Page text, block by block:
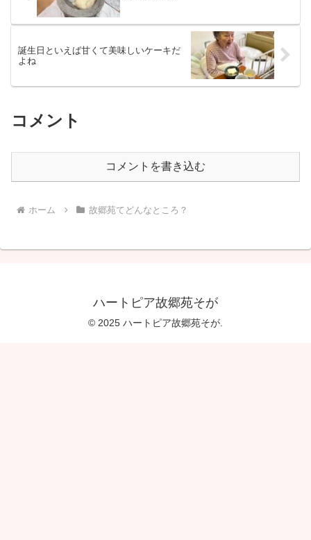
誕生日といえば甘くて美味しいケーキだ
よね
コメント
コメントを書き込む
ホーム 故郷苑てどんなところ？
ハートピア故郷苑そが
© 2025 ハートピア故郷苑そが.